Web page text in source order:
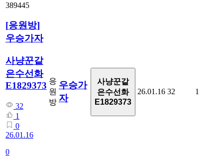
389445
[응원방]
우승가자
사냥꾼같
은수선화
E1829373
32
1
0
26.01.16
0
응
원
방
우승가
자
사냥꾼같
은수선화
E1829373
26.01.16 32 1